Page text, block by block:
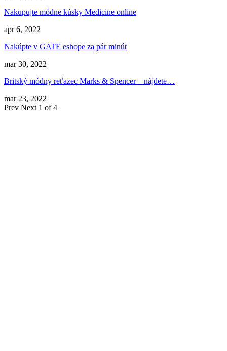
Nakupujte módne kúsky Medicine online
apr 6, 2022
Nakúpte v GATE eshope za pár minút
mar 30, 2022
Britský módny reťazec Marks & Spencer – nájdete…
mar 23, 2022
Prev Next 1 of 4